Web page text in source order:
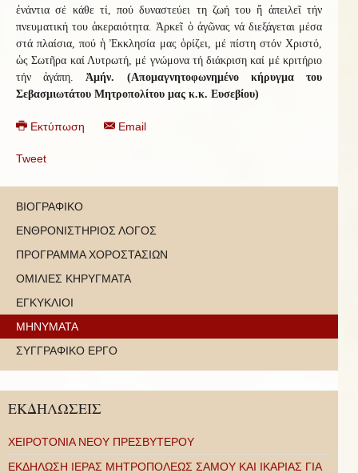
ἐνάντια σέ κάθε τί, πού δυναστεύει τη ζωή του ἤ ἀπειλεῖ τήν
πνευματική του ἀκεραιότητα. Ἀρκεῖ ὁ ἀγῶνας νά διεξάγεται μέσα
στά πλαίσια, πού ἡ Ἐκκλησία μας ὁρίζει, μέ πίστη στόν Χριστό,
ὡς Σωτῆρα καί Λυτρωτή, μέ γνώμονα τή διάκριση καί μέ κριτήριο
τήν ἀγάπη.Ἀμήν. (Απομαγνητοφωνημένο κήρυγμα του
Σεβασμιωτάτου Μητροπολίτου μας κ.κ. Ευσεβίου)
Εκτύπωση Email
Tweet
ΒΙΟΓΡΑΦΙΚΟ
ΕΝΘΡΟΝΙΣΤΗΡΙΟΣ ΛΟΓΟΣ
ΠΡΟΓΡΑΜΜΑ ΧΟΡΟΣΤΑΣΙΩΝ
ΟΜΙΛΙΕΣ ΚΗΡΥΓΜΑΤΑ
ΕΓΚΥΚΛΙΟΙ
ΜΗΝΥΜΑΤΑ
ΣΥΓΓΡΑΦΙΚΟ ΕΡΓΟ
ΕΚΔΗΛΩΣΕΙΣ
ΧΕΙΡΟΤΟΝΙΑ ΝΕΟΥ ΠΡΕΣΒΥΤΕΡΟΥ
ΕΚΔΗΛΩΣΗ ΙΕΡΑΣ ΜΗΤΡΟΠΟΛΕΩΣ ΣΑΜΟΥ ΚΑΙ ΙΚΑΡΙΑΣ ΓΙΑ